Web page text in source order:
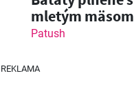
mletým mäsom
s čedarom
Patush
REKLAMA